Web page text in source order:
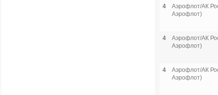
4
Аэрофлот/АК
Аэрофлот)
4
Аэрофлот/АК
Аэрофлот)
4
Аэрофлот/АК
Аэрофлот)